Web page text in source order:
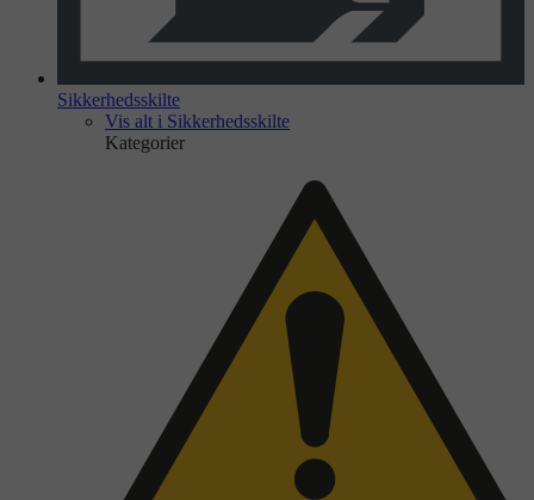
Sikkerhedsskilte
Vis alt i Sikkerhedsskilte
Kategorier